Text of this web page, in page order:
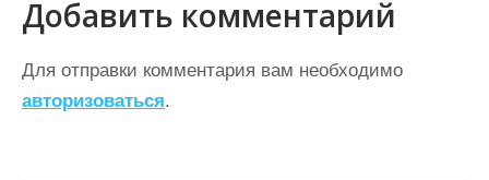
а
ц
и
Добавить комментарий
Для отправки комментария вам необходимо
авторизоваться.